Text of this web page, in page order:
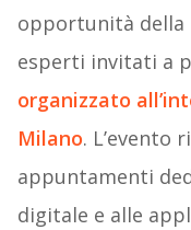
opportunità della
esperti invitati a
organizzato
Milano. L’evento
appuntamenti
digitale e alle